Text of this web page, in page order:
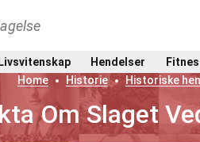
Hendelser
Home
Historie Historiske
Om Slaget